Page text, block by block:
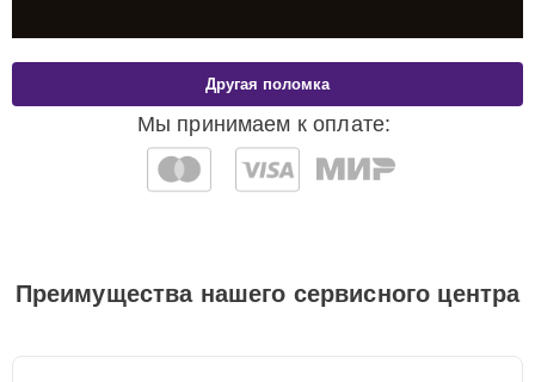
Мы принимаем к оплате:
Другая поломка
Преимущества нашего сервисного центра